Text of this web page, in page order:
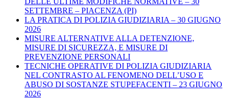
SETTEMBRE – PIACENZA (PI)
LA PRATICA DI POLIZIA GIUDIZIARIA – 30 GIUGNO
2026
MISURE ALTERNATIVE ALLA DETENZIONE,
MISURE DI SICUREZZA, E MISURE DI
PREVENZIONE PERSONALI
TECNICHE OPERATIVE DI POLIZIA GIUDIZIARIA
NEL CONTRASTO AL FENOMENO DELL’USO E
ABUSO DI SOSTANZE STUPEFACENTI – 23 GIUGNO
2026